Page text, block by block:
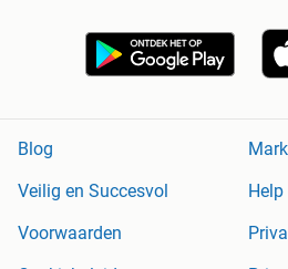
Blog
Veilig en Succesvol
Voorwaarden